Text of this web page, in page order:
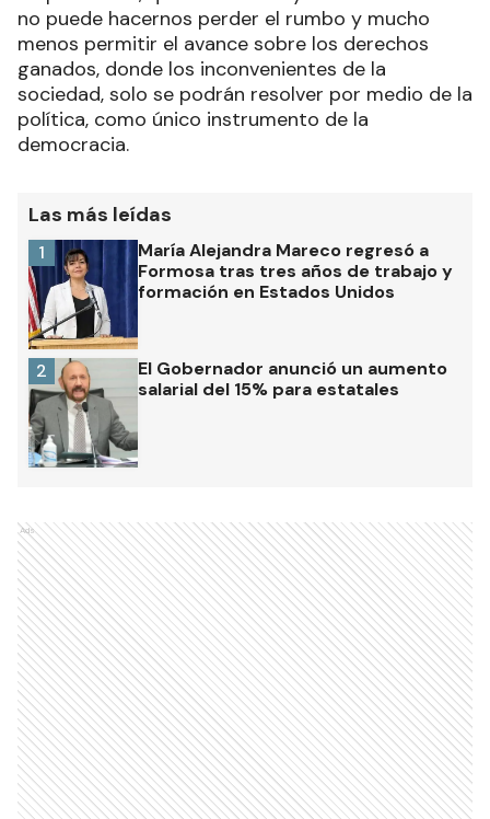
no puede hacernos perder el rumbo y mucho
menos permitir el avance sobre los derechos
ganados, donde los inconvenientes de la
sociedad, solo se podrán resolver por medio de la
política, como único instrumento de la
democracia.
Las más leídas
María Alejandra Mareco regresó a
Formosa tras tres años de trabajo y
formación en Estados Unidos
1
El Gobernador anunció un aumento
salarial del 15% para estatales
2
Ads